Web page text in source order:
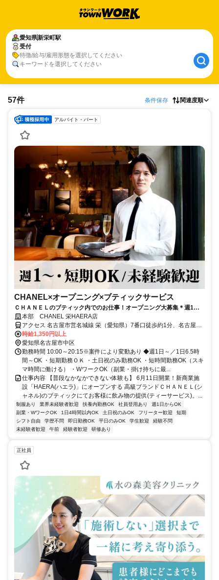
愛知県新栄町駅
受付
特徴/給与/雇用形態を選択してください
キーワードを選択してください
57件 条件保存 関連度順
アルバイト・パート
CHANEL×オープニング×ブティックサービス
ＣＨＡＮＥＬのブティック内でのお仕事！オープニング大募集＊週1日
～・週末のみ・短期OK＊6月11日開業！新商業施設「HAERA(ハエ
ラ)」にオープン！
本部 CHANEL 栄HAERA店
アクセス 名古屋市営名城線 栄（愛知県）7番口徒歩約1分、名古屋市
営東山線 栄（愛知県）7番口徒歩約1分、名鉄瀬戸線 栄町（愛知県）
徒歩約4分 「久屋大通駅」徒歩3分/「矢場町駅」徒歩5分/「伏見駅」
徒歩10分
時給1,350円以上
愛知県名古屋市中区
勤務時間 10:00～20:15※案件により変動あり ◆週1日～／1日6.5時
間～OK ・短期勤務ＯＫ ・土日祝のみ勤務OK ・短時間勤務OK（スキ
マ時間に働ける） ・WワークOK（副業・掛け持ちに最...
仕事内容 【普段なかなかできない体験も】 6月11日開業！新商業施
設「HAERA(ハエラ)」にオープンする 高級ブランドＣＨＡＮＥＬ(シ
ャネル)のブティックにてお客様に飲み物の提供(ティーサービス)。...
制服あり 業界未経験者歓迎 扶養内勤務OK 社員登用あり
週1日からOK
副業・WワークOK
1日4時間以内OK 土日祝のみOK フリーター歓迎
短期
シフト自由
学歴不問 即日勤務OK 平日のみOK 学生歓迎
経験不問
未経験者歓迎
午前 経験者歓迎 研修あり
正社員